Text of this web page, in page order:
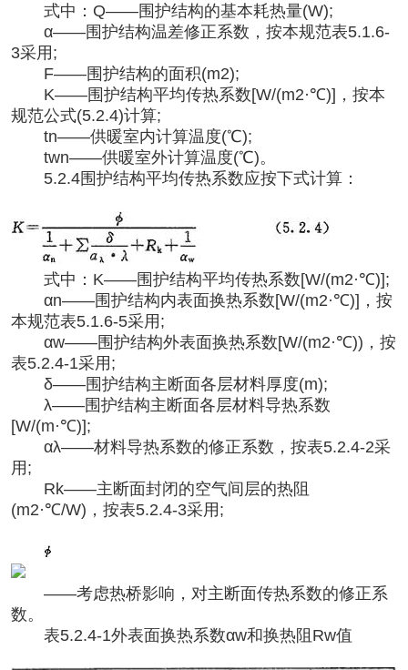
式中： Q——围护结构的基本耗热量(W);
α——围护结构温差修正系数，按本规范表5.1.6-
3采用;
F——围护结构的面积(m2);
K——围护结构平均传热系数[W/(m2·℃)]，按本
规范公式(5.2.4)计算;
tn——供暖室内计算温度(℃);
twn——供暖室外计算温度(℃)。
5.2.4围护结构平均传热系数应按下式计算：
式中： K——围护结构平均传热系数[W/(m2·℃)];
αn——围护结构内表面换热系数[W/(m2·℃)]，按
本规范表5.1.6-5采用;
αw——围护结构外表面换热系数[W/(m2·℃))，按
表5.2.4-1采用;
δ——围护结构主断面各层材料厚度(m);
λ——围护结构主断面各层材料导热系数
[W/(m·℃)];
αλ——材料导热系数的修正系数，按表5.2.4-2采
用;
Rk——主断面封闭的空气间层的热阻
(m2·℃/W)，按表5.2.4-3采用;
——考虑热桥影响，对主断面传热系数的修正系
数。
表5.2.4-1外表面换热系数αw和换热阻Rw值